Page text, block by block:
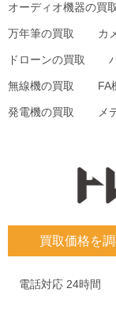
買取価格を
電話対応 24時間
オーディオ機器の買取
万年筆の買取 カ
ドローンの買取
無線機の買取 FA
発電機の買取 メ